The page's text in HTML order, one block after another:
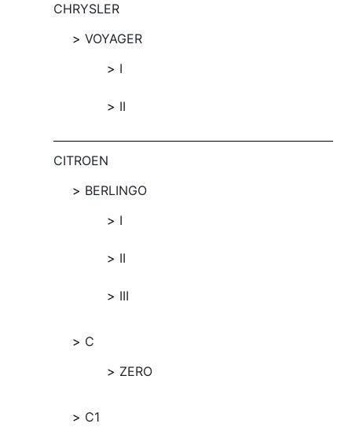
CHRYSLER
VOYAGER
I
II
CITROEN
BERLINGO
I
II
III
C
ZERO
C1